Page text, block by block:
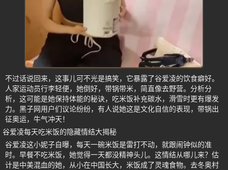
不过话说回来，这事儿可不光是搞笑，它暴露了谷爱凌的饮食癖好。
人家运动员行李轻便，她倒好，带锅带米，简直像去野营。分析分
析，这可能是她保持体能的秘诀，吃米饭补充碳水，滑雪时更有爆发
力。黑子网用户们议论纷纷，有人说她这是文化自信的表现，带锅出
征奥运，牛气冲天！
谷爱凌每天吃米饭的隐藏情结大揭秘
谷爱凌这小妮子自曝，每天一碗米饭是雷打不动，就跟闹钟似的准
时。早餐不吃米饭，她觉得一天都没精神头儿。这情结从哪儿来？估
计是中美混血的她，从小在中国长大，米饭成了灵魂食物。去冬奥村